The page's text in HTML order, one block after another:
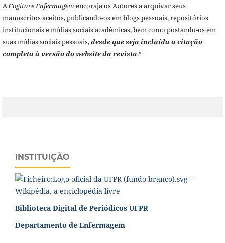
ACogitare Enfermagemencoraja os Autores a arquivar seus
manuscritos aceitos, publicando-os em blogs pessoais, repositórios
institucionais e mídias sociais acadêmicas, bem como postando-os em
suas mídias sociais pessoais,desde que seja incluída a citação
completa à versão do website da revista.”
INSTITUIÇÃO
Biblioteca Digital de Periódicos UFPR
Departamento de Enfermagem